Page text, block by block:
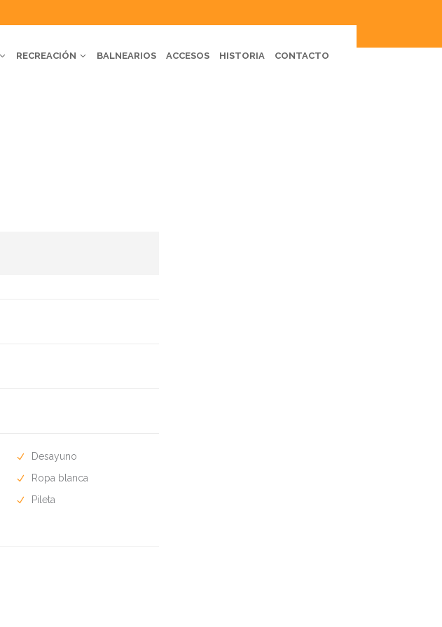
RECREACIÓN BALNEARIOS ACCESOS HISTORIA CONTACTO
Desayuno
Ropa blanca
Pileta